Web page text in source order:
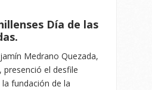
Día de las
Medrano Quezada,
presenció el desfile
fundación de la